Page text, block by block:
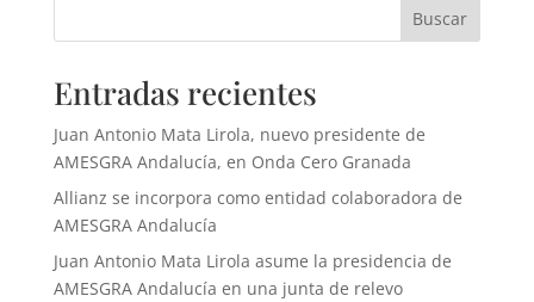
Buscar
Entradas recientes
Juan Antonio Mata Lirola, nuevo presidente de
AMESGRA Andalucía, en Onda Cero Granada
Allianz se incorpora como entidad colaboradora de
AMESGRA Andalucía
Juan Antonio Mata Lirola asume la presidencia de
AMESGRA Andalucía en una junta de relevo